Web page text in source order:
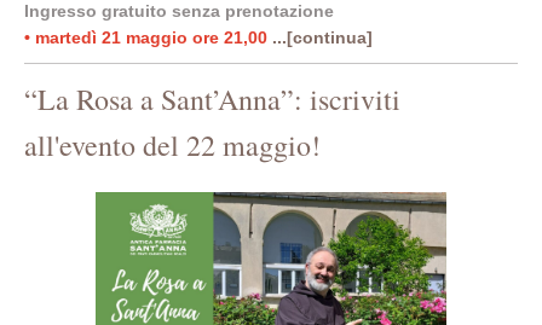
Ingresso gratuito senza prenotazione
• martedì 21 maggio ore 21,00 ...[continua]
“La Rosa a Sant’Anna”: iscriviti
all'evento del 22 maggio!